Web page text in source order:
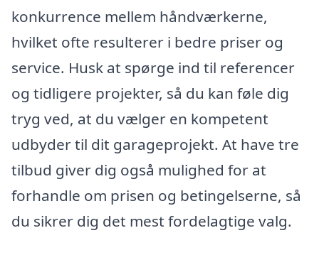
konkurrence mellem håndværkerne,
hvilket ofte resulterer i bedre priser og
service. Husk at spørge ind til referencer
og tidligere projekter, så du kan føle dig
tryg ved, at du vælger en kompetent
udbyder til dit garageprojekt. At have tre
tilbud giver dig også mulighed for at
forhandle om prisen og betingelserne, så
du sikrer dig det mest fordelagtige valg.